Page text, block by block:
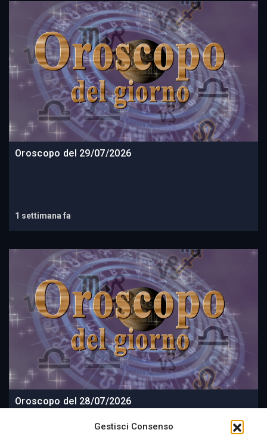
Gestisci Consenso
Oroscopo del 29/07/2026
1 settimana fa
Oroscopo del 28/07/2026